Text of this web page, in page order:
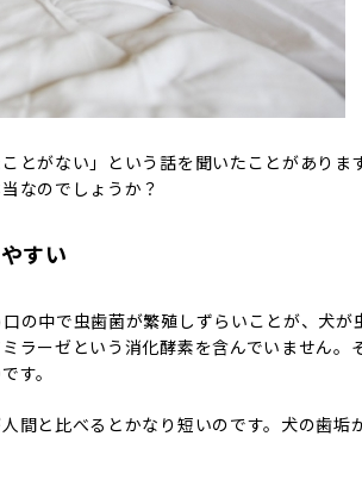
とがない」という話を聞いたことがありま
なのでしょうか？
すい
の中で虫歯菌が繁殖しずらいことが、犬
ラーゼという消化酵素を含んでいません
す。
間と比べるとかなり短いのです。犬の歯垢